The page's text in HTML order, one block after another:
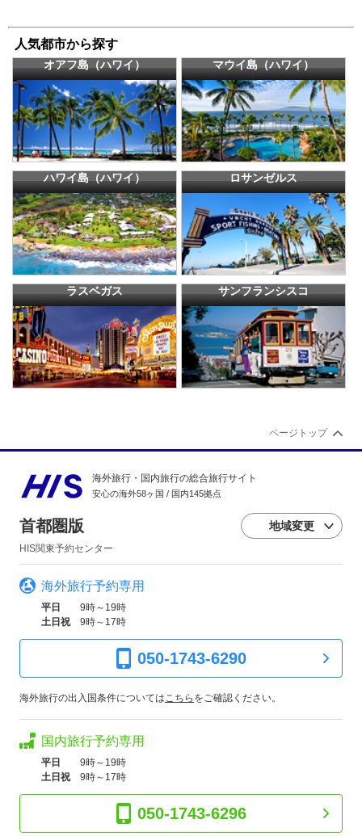
人気都市から探す
オアフ島（ハワイ） マウイ島（ハワイ）
ハワイ島（ハワイ） ロサンゼルス
ラスベガス サンフランシスコ
海外旅行・国内旅行の総合旅行サイト
安心の海外58ヶ国 / 国内145拠点
首都圏版 地域変更
HIS関東予約センター
海外旅行予約専用
平日
9時～19時
土日祝
9時～17時
050-1743-6290
海外旅行の出入国条件についてはこちら をご確認ください。
国内旅行予約専用
平日
9時～19時
土日祝
9時～17時
050-1743-6296
ページトップ